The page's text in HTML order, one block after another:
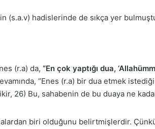
(s.a.v) hadislerinde de sıkça yer
(r.a) da, “En çok yaptığı dua,
“Enes (r.a) bir dua etmek
26) Bu, sahabenin de bu duaya ne
biri olduğunu belirtmişlerdir.